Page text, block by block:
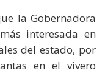
la Gobernadora
interesada en
del estado, por
en el vivero